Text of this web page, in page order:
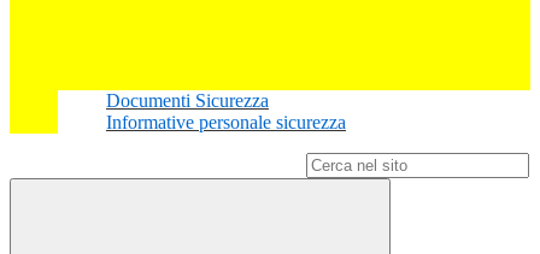
Documenti Sicurezza
Informative personale sicurezza